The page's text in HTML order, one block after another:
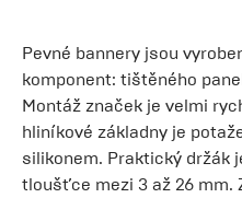
Pevné bannery jsou
komponent: tištěného
Montáž značek je velmi
hliníkové základny je
silikonem. Praktický držák
tloušťce mezi 3 až 26 mm.